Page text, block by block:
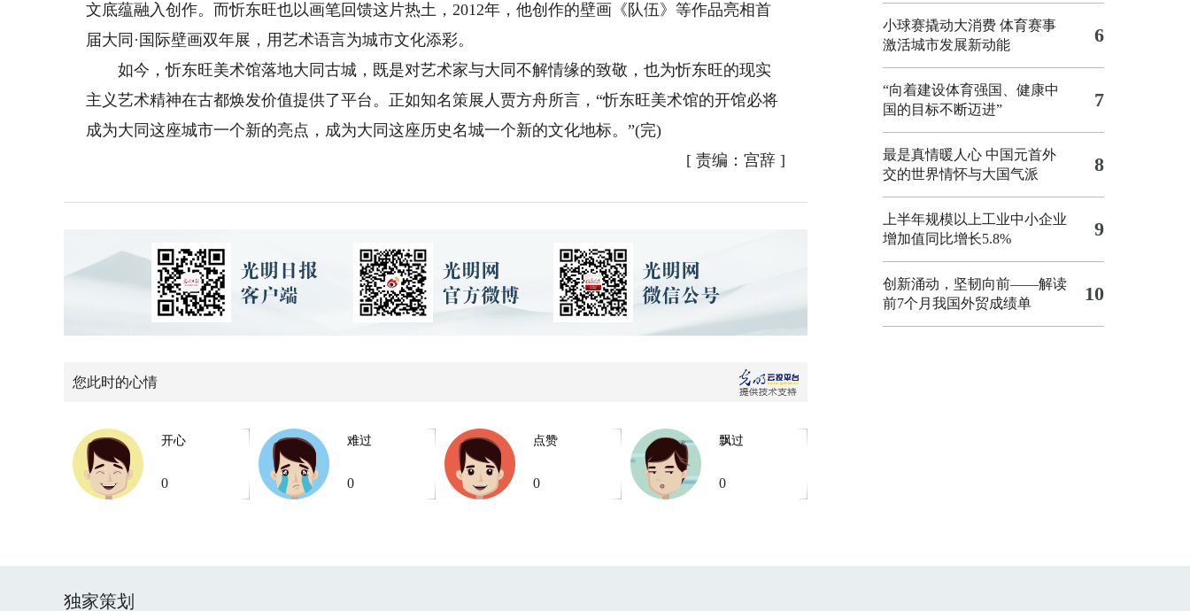
文底蕴融入创作。而忻东旺也以画笔回馈这片热土，2012年，他创作的壁画《队伍》等作品亮相首
届大同·国际壁画双年展，用艺术语言为城市文化添彩。
如今，忻东旺美术馆落地大同古城，既是对艺术家与大同不解情缘的致敬，也为忻东旺的现实
主义艺术精神在古都焕发价值提供了平台。正如知名策展人贾方舟所言，“忻东旺美术馆的开馆必将
成为大同这座城市一个新的亮点，成为大同这座历史名城一个新的文化地标。”(完)
[ 责编：宫辞 ]
您此时的心情
开心
0
难过
0
点赞
0
飘过
0
小球赛撬动大消费 体育赛事
激活城市发展新动能
6
“向着建设体育强国、健康中
国的目标不断迈进”
7
最是真情暖人心 中国元首外
交的世界情怀与大国气派
8
上半年规模以上工业中小企业
增加值同比增长5.8%
9
创新涌动，坚韧向前——解读
前7个月我国外贸成绩单
10
独家策划